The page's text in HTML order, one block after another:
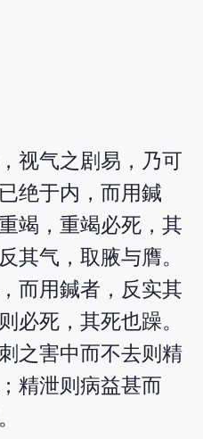
视气之剧易，乃可
绝于内，而用鍼
竭，重竭必死，其
其气，取腋与膺。
而用鍼者，反实其
必死，其死也躁。
之害中而不去则精
精泄则病益甚而